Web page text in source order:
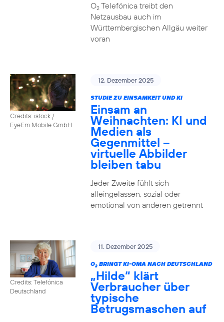
O2Telefónica treibt den
Netzausbau auch im
Württembergischen Allgäu weiter
voran
Credits: istock /
EyeEm Mobile GmbH
12. Dezember 2025
STUDIE ZU EINSAMKEIT UND KI
Einsam an
Weihnachten: KI und
Medien als
Gegenmittel –
virtuelle Abbilder
bleiben tabu
Jeder Zweite fühlt sich
alleingelassen, sozial oder
emotional von anderen getrennt
Credits: Telefónica
Deutschland
11. Dezember 2025
O2BRINGT KI-OMA NACH DEUTSCHLAND
„Hilde“ klärt
Verbraucher über
typische
Betrugsmaschen auf